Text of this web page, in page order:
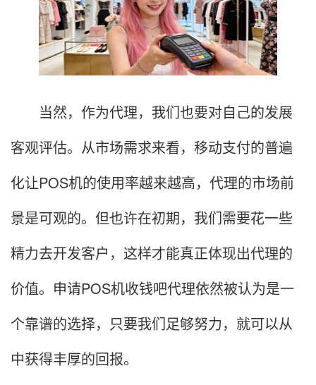
当然，作为代理，我们也要对自己的发展
客观评估。从市场需求来看，移动支付的普遍
化让POS机的使用率越来越高，代理的市场前
景是可观的。但也许在初期，我们需要花一些
精力去开发客户，这样才能真正体现出代理的
价值。申请POS机收钱吧代理依然被认为是一
个靠谱的选择，只要我们足够努力，就可以从
中获得丰厚的回报。